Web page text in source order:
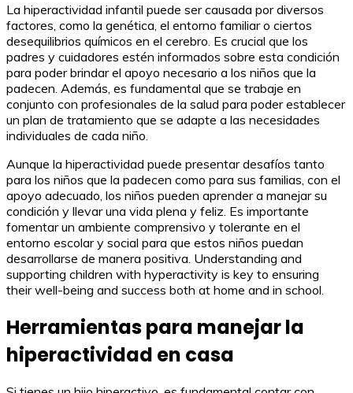
La hiperactividad infantil puede ser causada por diversos
factores, como la genética, el entorno familiar o ciertos
desequilibrios químicos en el cerebro. Es crucial que los
padres y cuidadores estén informados sobre esta condición
para poder brindar el apoyo necesario a los niños que la
padecen. Además, es fundamental que se trabaje en
conjunto con profesionales de la salud para poder establecer
un plan de tratamiento que se adapte a las necesidades
individuales de cada niño.
Aunque la hiperactividad puede presentar desafíos tanto
para los niños que la padecen como para sus familias, con el
apoyo adecuado, los niños pueden aprender a manejar su
condición y llevar una vida plena y feliz. Es importante
fomentar un ambiente comprensivo y tolerante en el
entorno escolar y social para que estos niños puedan
desarrollarse de manera positiva. Understanding and
supporting children with hyperactivity is key to ensuring
their well-being and success both at home and in school.
Herramientas para manejar la
hiperactividad en casa